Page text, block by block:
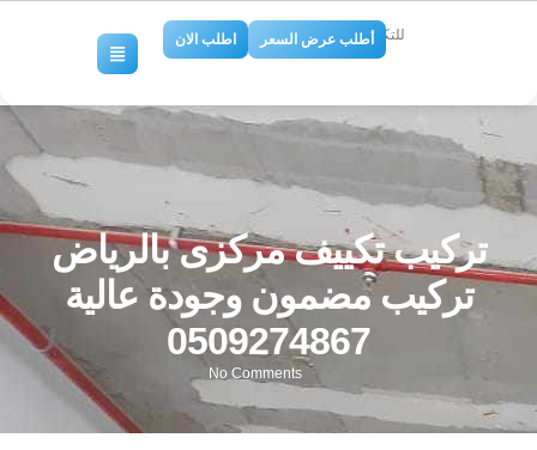
للتكييف والتبريد
أطلب عرض السعر اطلب الان
تركيب تكييف مركزى بالرياض
تركيب مضمون وجودة عالية
0509274867
No Comments